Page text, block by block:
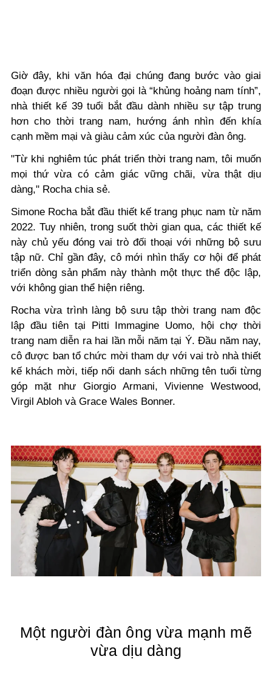
Giờ đây, khi văn hóa đại chúng đang bước vào giai
đoạn được nhiều người gọi là “khủng hoảng nam tính”,
nhà thiết kế 39 tuổi bắt đầu dành nhiều sự tập trung
hơn cho thời trang nam, hướng ánh nhìn đến khía
cạnh mềm mại và giàu cảm xúc của người đàn ông.
"Từ khi nghiêm túc phát triển thời trang nam, tôi muốn
mọi thứ vừa có cảm giác vững chãi, vừa thật dịu
dàng," Rocha chia sẻ.
Simone Rocha bắt đầu thiết kế trang phục nam từ năm
2022. Tuy nhiên, trong suốt thời gian qua, các thiết kế
này chủ yếu đóng vai trò đối thoại với những bộ sưu
tập nữ. Chỉ gần đây, cô mới nhìn thấy cơ hội để phát
triển dòng sản phẩm này thành một thực thể độc lập,
với không gian thể hiện riêng.
Rocha vừa trình làng bộ sưu tập thời trang nam độc
lập đầu tiên tại Pitti Immagine Uomo, hội chợ thời
trang nam diễn ra hai lần mỗi năm tại Ý. Đầu năm nay,
cô được ban tổ chức mời tham dự với vai trò nhà thiết
kế khách mời, tiếp nối danh sách những tên tuổi từng
góp mặt như Giorgio Armani, Vivienne Westwood,
Virgil Abloh và Grace Wales Bonner.
Một người đàn ông vừa mạnh mẽ
vừa dịu dàng